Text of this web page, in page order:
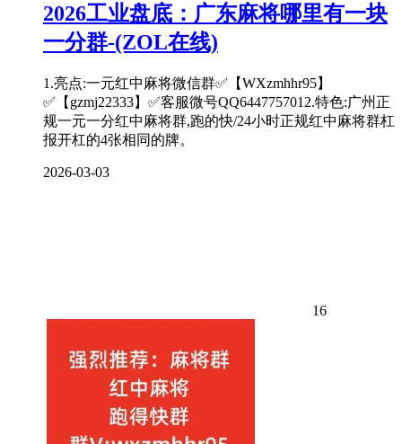
2026工业盘底：广东麻将哪里有一块
一分群-(ZOL在线)
1.亮点:一元红中麻将微信群✅【WXzmhhr95】
✅【gzmj22333】✅客服微号QQ6447757012.特色:广州正
规一元一分红中麻将群,跑的快/24小时正规红中麻将群杠
报开杠的4张相同的牌。
2026-03-03
16